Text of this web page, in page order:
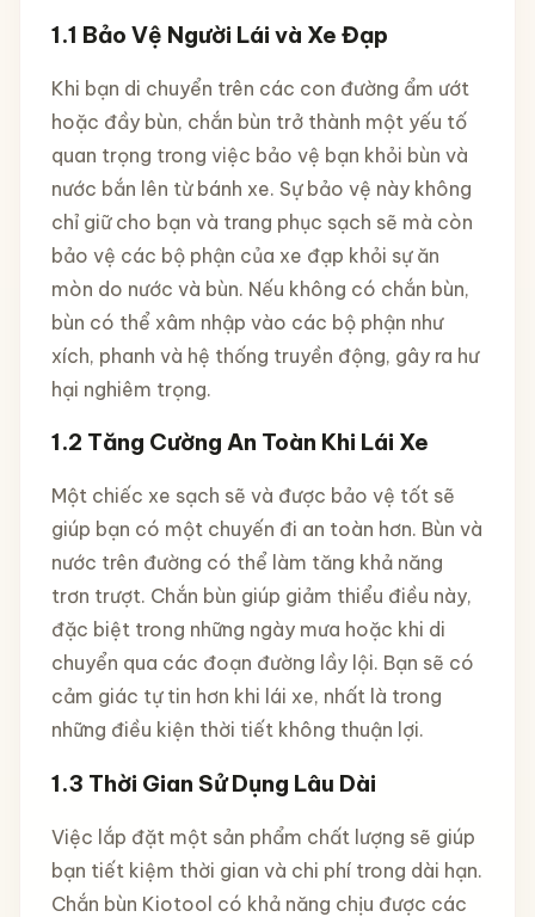
1.1 Bảo Vệ Người Lái và Xe Đạp
Khi bạn di chuyển trên các con đường ẩm ướt
hoặc đầy bùn, chắn bùn trở thành một yếu tố
quan trọng trong việc bảo vệ bạn khỏi bùn và
nước bắn lên từ bánh xe. Sự bảo vệ này không
chỉ giữ cho bạn và trang phục sạch sẽ mà còn
bảo vệ các bộ phận của xe đạp khỏi sự ăn
mòn do nước và bùn. Nếu không có chắn bùn,
bùn có thể xâm nhập vào các bộ phận như
xích, phanh và hệ thống truyền động, gây ra hư
hại nghiêm trọng.
1.2 Tăng Cường An Toàn Khi Lái Xe
Một chiếc xe sạch sẽ và được bảo vệ tốt sẽ
giúp bạn có một chuyến đi an toàn hơn. Bùn và
nước trên đường có thể làm tăng khả năng
trơn trượt. Chắn bùn giúp giảm thiểu điều này,
đặc biệt trong những ngày mưa hoặc khi di
chuyển qua các đoạn đường lầy lội. Bạn sẽ có
cảm giác tự tin hơn khi lái xe, nhất là trong
những điều kiện thời tiết không thuận lợi.
1.3 Thời Gian Sử Dụng Lâu Dài
Việc lắp đặt một sản phẩm chất lượng sẽ giúp
bạn tiết kiệm thời gian và chi phí trong dài hạn.
Chắn bùn Kiotool có khả năng chịu được các